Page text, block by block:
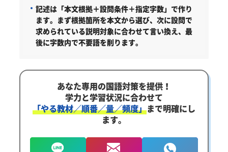
記述は「本文根拠＋設問条件＋指定字数」で作り
ます。 まず根拠箇所を本文から選び、次に設問で
求められている説明対象に合わせて言い換え、最
後に字数内で不要語を削ります。
あなた専用の国語対策を提供！
学力と学習状況に合わせて
「やる教材／順番／量／頻度」まで明確にし
ます。